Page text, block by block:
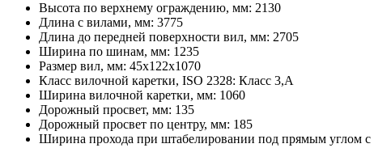
Высота по верхнему ограждению, мм: 2130
Длина с вилами, мм: 3775
Длина до передней поверхности вил, мм: 2705
Ширина по шинам, мм: 1235
Размер вил, мм: 45x122x1070
Класс вилочной каретки, ISO 2328: Класс 3,A
Ширина вилочной каретки, мм: 1060
Дорожный просвет, мм: 135
Дорожный просвет по центру, мм: 185
Ширина прохода при штабелировании под прямым углом